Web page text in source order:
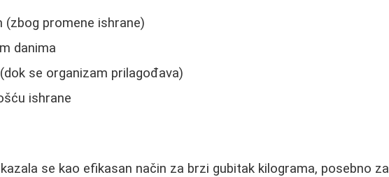
promene ishrane)
danima
se organizam prilagođava)
ishrane
se kao efikasan način za brzi gubitak kilograma, posebno za